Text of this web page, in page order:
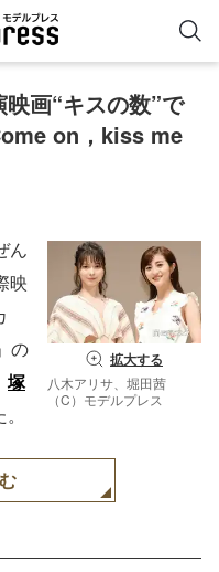
画“キスの数”で
on，kiss me
拡大する
八木アリサ、堀田茜
（C）モデルプレス
ん
映
の
塚